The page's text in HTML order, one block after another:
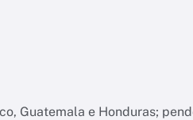
Guatemala e Honduras;